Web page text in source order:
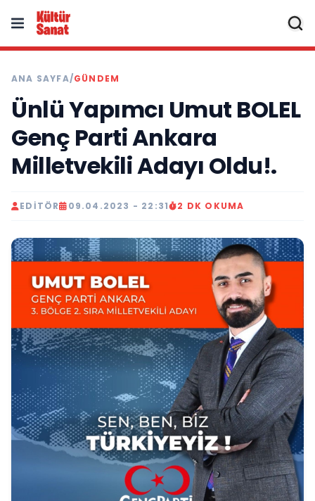
ANA SAYFA/GÜNDEM
Ünlü Yapımcı Umut BOLEL
Genç Parti Ankara
Milletvekili Adayı Oldu!.
EDITÖR 09.04.2023 - 22:31 2 DK OKUMA